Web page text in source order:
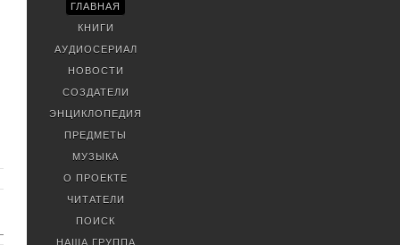
ГЛАВНАЯ
КНИГИ
АУДИОСЕРИАЛ
НОВОСТИ
СОЗДАТЕЛИ
ЭНЦИКЛОПЕДИЯ
ПРЕДМЕТЫ
МУЗЫКА
О ПРОЕКТЕ
ЧИТАТЕЛИ
ПОИСК
НАША ГРУППА